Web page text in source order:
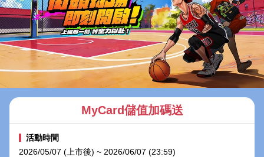
MyCard儲值加碼送
活動時間
2026/05/07 (上市後) ~ 2026/06/07 (23:59)